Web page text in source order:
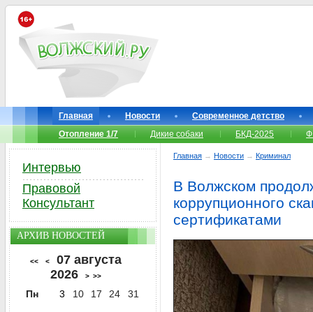
Главная Новости
Современное детство
Отопление 1/7
Дикие собаки БКД-2025
Главная → Новости → Криминал
В Волжском
коррупционного
сертификатами
Интервью
Правовой
Консультант
АРХИВ НОВОСТЕЙ
<< <
07 августа
2026
> >>
Пн 3 10 17 24 31